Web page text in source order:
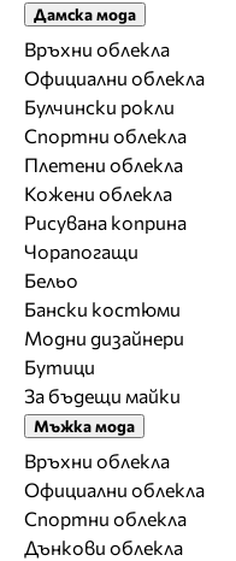
Дамска мода
Връхни облекла
Официални облекла
Булчински рокли
Спортни облекла
Плетени облекла
Кожени облекла
Рисувана коприна
Чорапогащи
Бельо
Бански костюми
Модни дизайнери
Бутици
За бъдещи майки
Мъжка мода
Връхни облекла
Официални облекла
Спортни облекла
Дънкови облекла